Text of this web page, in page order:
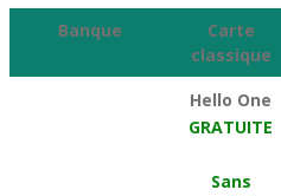
Banque
Carte
classique
Hello One
GRATUITE
Sans